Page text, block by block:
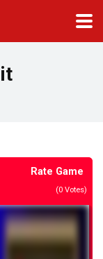
Rate Game
(0 Votes)